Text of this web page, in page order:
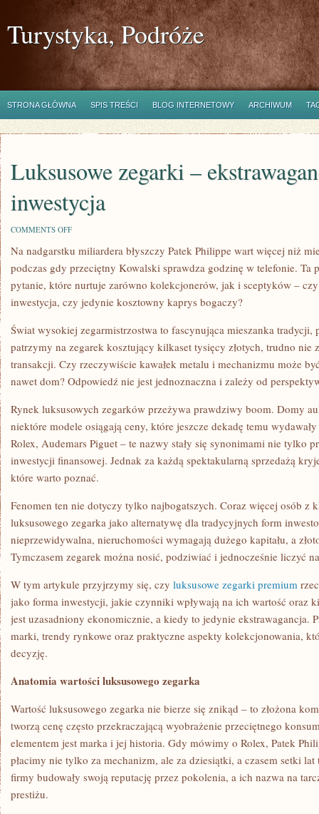
Turystyka, Podróże
STRONA GŁÓWNA SPIS TREŚCI BLOG INTERNETOWY ARCHIWUM
Luksusowe zegarki –
inwestycja
COMMENTS OFFON
ZEGARKI
EKSTRAWAGANCJA
CZY
INWESTYCJA
Na nadgarstku miliardera błyszczy Patek Philippe wart więcej niż
podczas gdy przeciętny Kowalski sprawdza godzinę w telefonie. Ta
pytanie, które nurtuje zarówno kolekcjonerów, jak i sceptyków –
inwestycja, czy jedynie kosztowny kaprys bogaczy?
Świat wysokiej zegarmistrzostwa to fascynująca mieszanka
patrzymy na zegarek kosztujący kilkaset tysięcy złotych, trudno nie
transakcji. Czy rzeczywiście kawałek metalu i mechanizmu może
nawet dom? Odpowiedź nie jest jednoznaczna i zależy od
Rynek luksusowych zegarków przeżywa prawdziwy boom. Domy
niektóre modele osiągają ceny, które jeszcze dekadę temu
Rolex, Audemars Piguet – te nazwy stały się synonimami nie tylko
inwestycji finansowej. Jednak za każdą spektakularną sprzedażą
które warto poznać.
Fenomen ten nie dotyczy tylko najbogatszych. Coraz więcej osób z
luksusowego zegarka jako alternatywę dla tradycyjnych form
nieprzewidywalna, nieruchomości wymagają dużego kapitału, a
Tymczasem zegarek można nosić, podziwiać i jednocześnie liczyć
W tym artykule przyjrzymy się, czy luksusowe zegarki premium
jako forma inwestycji, jakie czynniki wpływają na ich wartość oraz
jest uzasadniony ekonomicznie, a kiedy to jedynie ekstrawagancja.
marki, trendy rynkowe oraz praktyczne aspekty kolekcjonowania,
decyzję.
Anatomia wartości luksusowego zegarka
Wartość luksusowego zegarka nie bierze się znikąd – to złożona
tworzą cenę często przekraczającą wyobrażenie przeciętnego
elementem jest marka i jej historia. Gdy mówimy o Rolex, Patek
płacimy nie tylko za mechanizm, ale za dziesiątki, a czasem setki
firmy budowały swoją reputację przez pokolenia, a ich nazwa na
prestiżu.